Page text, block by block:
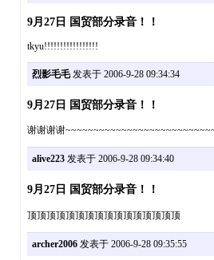
9月27日 国贸部分录音！！
tkyu!!!!!!!!!!!!!!!!!
烈影毛毛发表于 2006-9-28 09:34:34
9月27日 国贸部分录音！！
谢谢谢谢
alive223发表于 2006-9-28 09:34:40
9月27日 国贸部分录音！！
顶顶顶顶顶顶顶顶顶顶顶顶顶顶顶顶
archer2006发表于 2006-9-28 09:35:55